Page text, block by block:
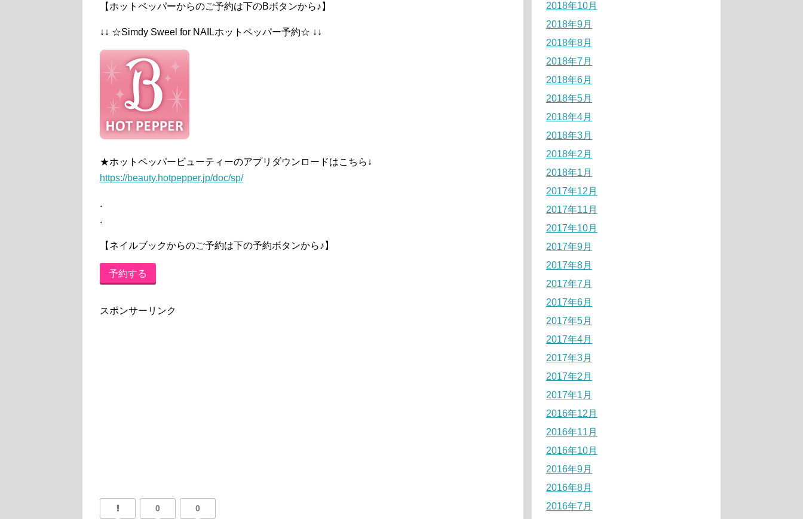
【ホットペッパーからのご予約は下のBボタンから♪】
↓↓ ☆Simdy Sweel for NAILホットペッパー予約☆ ↓↓
★ホットペッパービューティーのアプリダウンロードはこちら↓
https://beauty.hotpepper.jp/doc/sp/
.
.
【ネイルブックからのご予約は下の予約ボタンから♪】
予約する
スポンサーリンク
0 0
2018年10月
2018年9月
2018年8月
2018年7月
2018年6月
2018年5月
2018年4月
2018年3月
2018年2月
2018年1月
2017年12月
2017年11月
2017年10月
2017年9月
2017年8月
2017年7月
2017年6月
2017年5月
2017年4月
2017年3月
2017年2月
2017年1月
2016年12月
2016年11月
2016年10月
2016年9月
2016年8月
2016年7月